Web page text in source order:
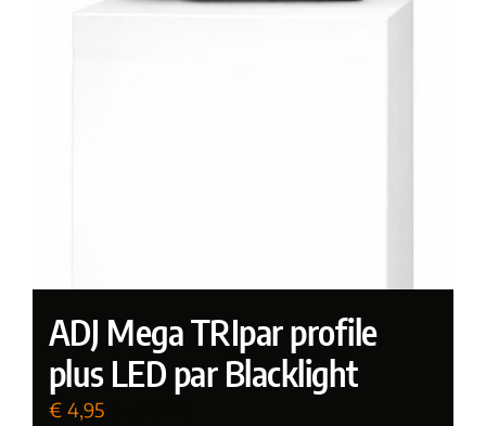
ADJ Mega TRIpar profile
plus LED par Blacklight
€ 4,95